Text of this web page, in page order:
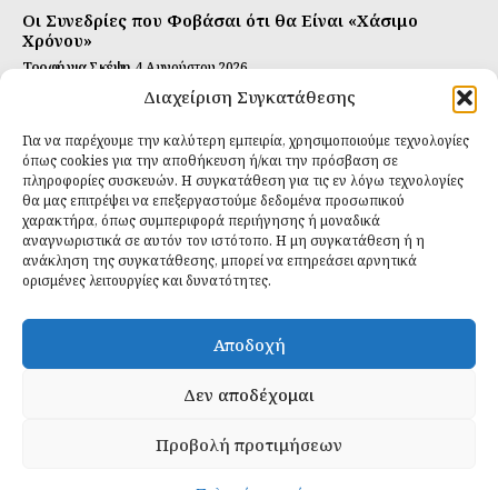
Διαχείριση Συγκατάθεσης
Για να παρέχουμε την καλύτερη εμπειρία, χρησιμοποιούμε τεχνολογίες
όπως cookies για την αποθήκευση ή/και την πρόσβαση σε
πληροφορίες συσκευών. Η συγκατάθεση για τις εν λόγω τεχνολογίες
θα μας επιτρέψει να επεξεργαστούμε δεδομένα προσωπικού
χαρακτήρα, όπως συμπεριφορά περιήγησης ή μοναδικά
αναγνωριστικά σε αυτόν τον ιστότοπο. Η μη συγκατάθεση ή η
ανάκληση της συγκατάθεσης, μπορεί να επηρεάσει αρνητικά
ορισμένες λειτουργίες και δυνατότητες.
Αποδοχή
Δεν αποδέχομαι
Προβολή προτιμήσεων
Οι Συνεδρίες που Φοβάσαι ότι θα Είναι «Χάσιμο
Χρόνου»
Τροφή για Σκέψη 4 Αυγούστου 2026
Αυτή Είναι η Συνταγή για Τέλεια Κομπούτσα
Ιδανικές Τροφές 26 Ιουλίου 2026
Εγγραφείτε
ΕΓΓΡΑΦΉ
Έχω διαβάσει και δέχομαι τηνπολιτική απορρήτου